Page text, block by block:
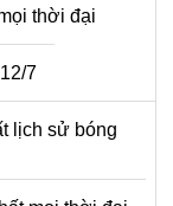
thời đại
7
lịch sử bóng